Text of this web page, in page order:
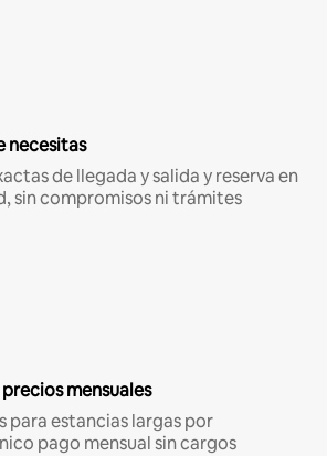
necesitas
de llegada y salida y reserva en
sin compromisos ni trámites
mensuales
para estancias largas por
pago mensual sin cargos